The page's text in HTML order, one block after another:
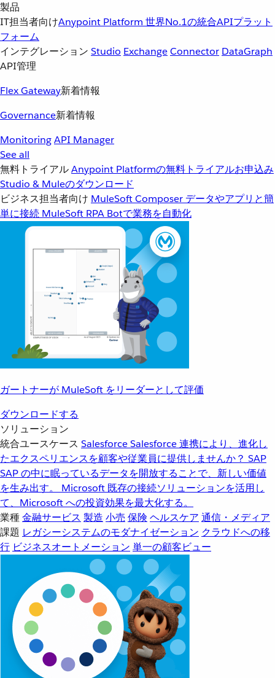
製品
IT担当者向けAnypoint Platform 世界No.1の統合APIプラット
フォーム
インテグレーション Studio ExchangeConnector DataGraph
API管理
Flex Gateway新着情報
Governance新着情報
MonitoringAPI Manager
See all
無料トライアルAnypoint Platformの無料トライアルお申込み
Studio & Muleのダウンロード
ビジネス担当者向け MuleSoft Composer データやアプリと簡
単に接続 MuleSoft RPA Botで業務を自動化
ガートナーが MuleSoft をリーダーとして評価
ダウンロードする
ソリューション
統合ユースケース SalesforceSalesforce 連携により、進化し
たエクスペリエンスを顧客や従業員に提供しませんか？ SAP
SAP の中に眠っているデータを開放することで、新しい価値
を生み出す。
Microsoft 既存の接続ソリューションを活用し
て、Microsoft への投資効果を最大化する。
業種金融サービス 製造 小売 保険 ヘルスケア 通信・メディア
課題 レガシーシステムのモダナイゼーション クラウドへの移
行 ビジネスオートメーション 単一の顧客ビュー